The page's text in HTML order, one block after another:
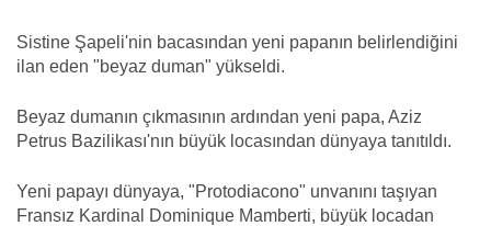
Sistine Şapeli'nin bacasından yeni papanın belirlendiğini
ilan eden "beyaz duman" yükseldi.
Beyaz dumanın çıkmasının ardından yeni papa, Aziz
Petrus Bazilikası'nın büyük locasından dünyaya tanıtıldı.
Yeni papayı dünyaya, "Protodiacono" unvanını taşıyan
Fransız Kardinal Dominique Mamberti, büyük locadan